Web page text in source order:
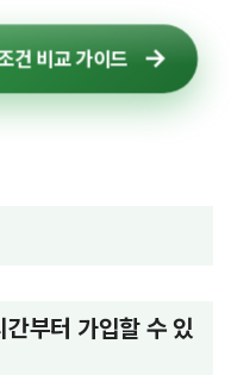
건 비교 가이드
부터 가입할 수 있